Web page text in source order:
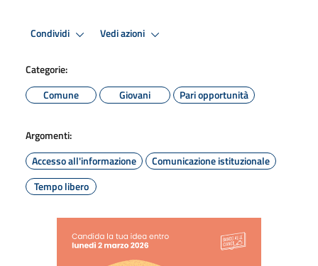
Condividi Vedi azioni
Categorie:
Comune
Giovani Pari opportunità
Argomenti:
Accesso all'informazione
Comunicazione istituzionale
Tempo libero